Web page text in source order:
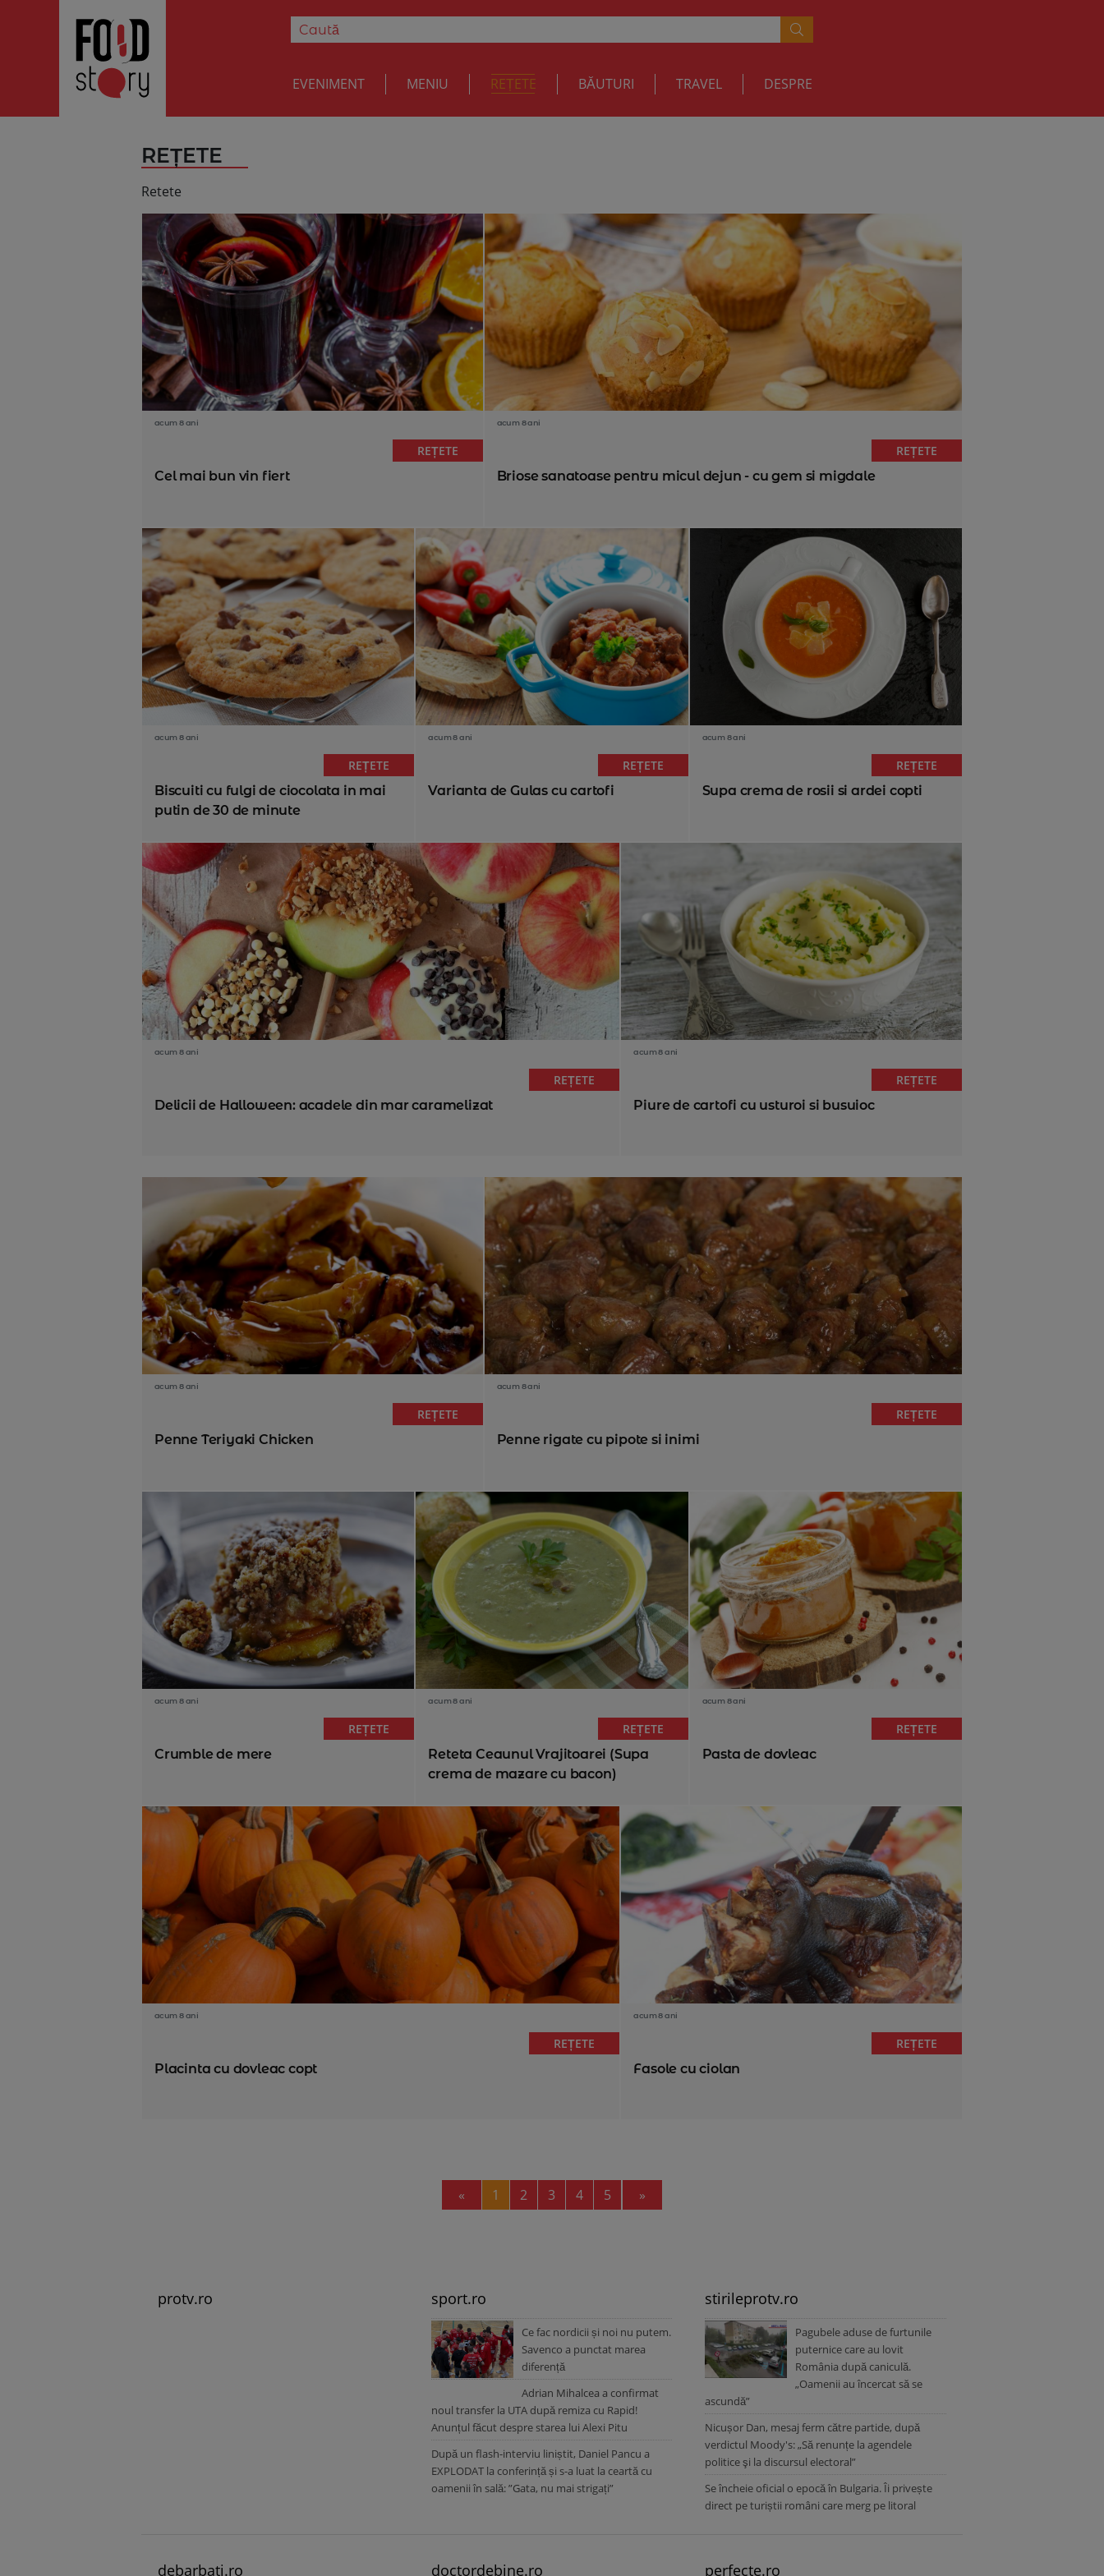
EVENIMENT MENIU REȚETE BĂUTURI TRAVEL DESPRE
REȚETE
Retete
acum 8 ani
REȚETE
Cel mai bun vin fiert
acum 8 ani
REȚETE
Briose sanatoase pentru micul dejun - cu gem si migdale
acum 8 ani
REȚETE
Biscuiti cu fulgi de ciocolata in mai
putin de 30 de minute
acum 8 ani
REȚETE
Varianta de Gulas cu cartofi
acum 8 ani
REȚETE
Supa crema de rosii si ardei copti
acum 8 ani
REȚETE
Delicii de Halloween: acadele din mar caramelizat
acum 8 ani
REȚETE
Piure de cartofi cu usturoi si busuioc
acum 8 ani
REȚETE
Penne Teriyaki Chicken
acum 8 ani
REȚETE
Penne rigate cu pipote si inimi
acum 8 ani
REȚETE
Crumble de mere
acum 8 ani
REȚETE
Reteta Ceaunul Vrajitoarei (Supa
crema de mazare cu bacon)
acum 8 ani
REȚETE
Pasta de dovleac
acum 8 ani
REȚETE
Placinta cu dovleac copt
acum 8 ani
REȚETE
Fasole cu ciolan
« Previous
1 2 3 4 5 »
protv.ro sport.ro
Ce fac nordicii și noi nu putem.
Savenco a punctat marea
diferență
Adrian Mihalcea a confirmat
noul transfer la UTA după remiza cu Rapid!
Anunțul făcut despre starea lui Alexi Pitu
După un flash-interviu liniștit, Daniel Pancu a
EXPLODAT la conferință și s-a luat la ceartă cu
oamenii în sală: ”Gata, nu mai strigați”
stirileprotv.ro
Pagubele aduse de furtunile
puternice care au lovit
România după caniculă.
„Oamenii au încercat să se
ascundă”
Nicușor Dan, mesaj ferm către partide, după
verdictul Moody's: „Să renunțe la agendele
politice şi la discursul electoral”
Se încheie oficial o epocă în Bulgaria. Îi privește
direct pe turiștii români care merg pe litoral
debarbati.ro doctordebine.ro perfecte.ro